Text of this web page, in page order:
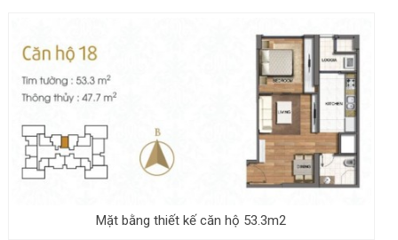
Mặt bằng thiết kế căn hộ 53.3m2